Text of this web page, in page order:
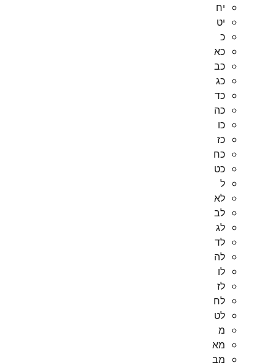
יח
יט
כ
כא
כב
כג
כד
כה
כו
כז
כח
כט
ל
לא
לב
לג
לד
לה
לו
לז
לח
לט
מ
מא
מב